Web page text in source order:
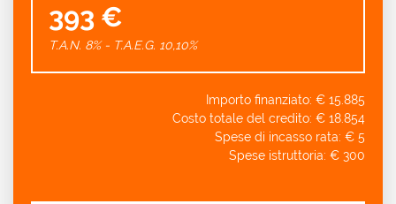
393 €
T.A.N. 8% - T.A.E.G. 10,10%
Importo finanziato: € 15.885
Costo totale del credito: € 18.854
Spese di incasso rata: € 5
Spese istruttoria: € 300